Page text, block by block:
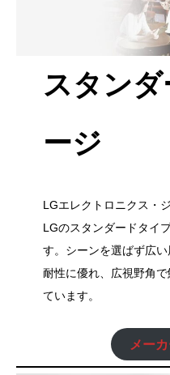
スタン
ージ
LGエレクトロニクス・
LGのスタンダードタイ
す。シーンを選ばず広い
耐性に優れ、広視野角
ています。
メー